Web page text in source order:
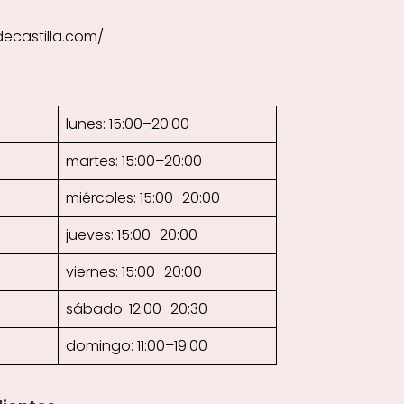
lunes: 15:00–20:00
martes: 15:00–20:00
miércoles: 15:00–20:00
jueves: 15:00–20:00
viernes: 15:00–20:00
sábado: 12:00–20:30
domingo: 11:00–19:00